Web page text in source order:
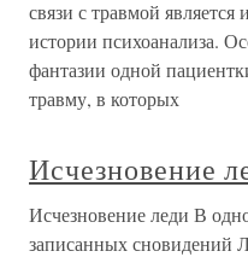
связи с травмой
истории психоанализа.
фантазии одной
травму, в которых
Исчезновение
Исчезновение леди В
записанных сновидений